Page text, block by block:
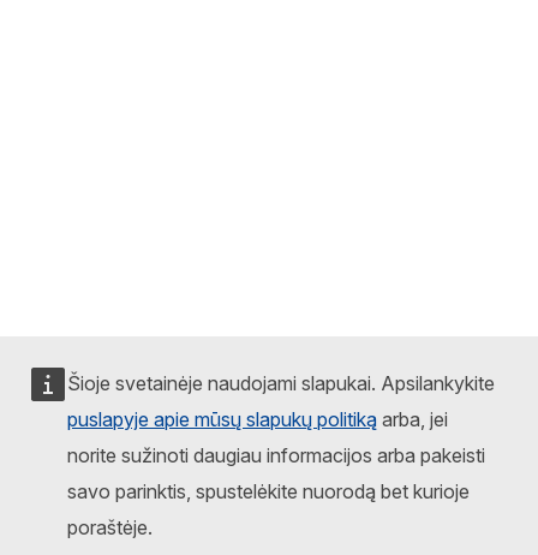
Šioje svetainėje naudojami slapukai. Apsilankykite
puslapyje apie mūsų slapukų politiką arba, jei
norite sužinoti daugiau informacijos arba pakeisti
savo parinktis, spustelėkite nuorodą bet kurioje
poraštėje.